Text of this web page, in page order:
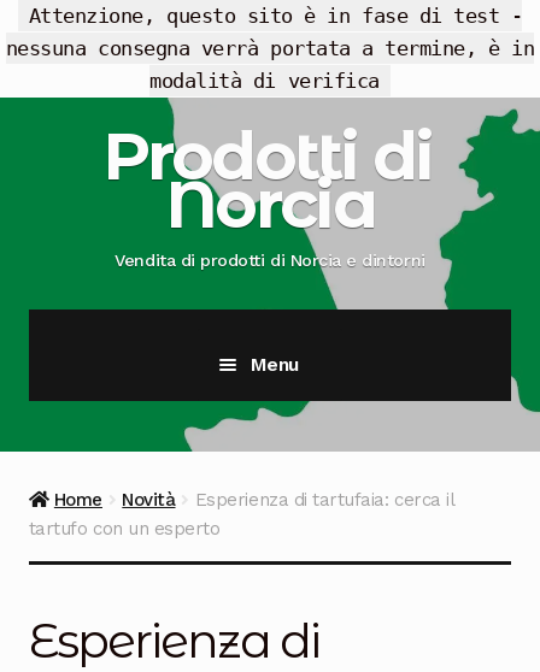
Attenzione, questo sito è in fase di test -
nessuna consegna verrà portata a termine, è in
modalità di verifica
navigazione
contenutoProdotti di
Norcia
Vendita di prodotti di Norcia e dintorni
Menu
Salumi
Formaggi
Home Novità
Esperienza di tartufaia: cerca il
tartufo con un esperto
Esperienza di